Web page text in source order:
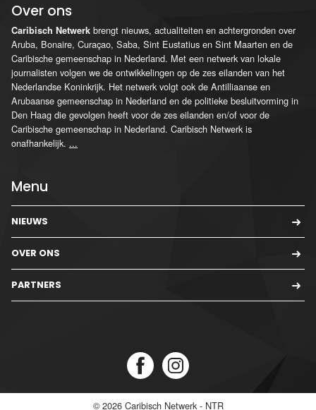
Over ons
Caribisch Netwerk brengt nieuws, actualiteiten en achtergronden over
Aruba, Bonaire, Curaçao, Saba, Sint Eustatius en Sint Maarten en de
Caribische gemeenschap in Nederland. Met een netwerk van lokale
journalisten volgen we de ontwikkelingen op de zes eilanden van het
Nederlandse Koninkrijk. Het netwerk volgt ook de Antilliaanse en
Arubaanse gemeenschap in Nederland en de politieke besluitvorming in
Den Haag die gevolgen heeft voor de zes eilanden en/of voor de
Caribische gemeenschap in Nederland. Caribisch Netwerk is
onafhankelijk. ...
Menu
NIEUWS
OVER ONS
PARTNERS
© 2026 Caribisch Netwerk - NTR